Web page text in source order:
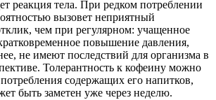
реакция тела. При редком потреблении
вызовет неприятный
чем при регулярном: учащенное
повышение давления,
не имеют последствий для организма в
Толерантность к кофеину можно
содержащих его напитков,
быть заметен уже через неделю.